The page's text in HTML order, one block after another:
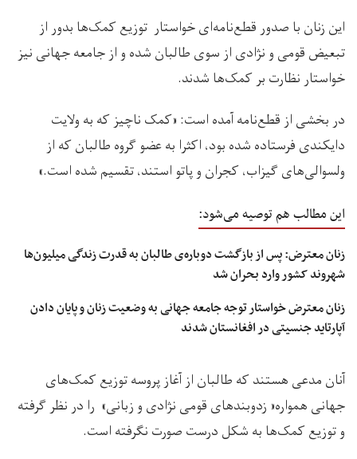
این زنان با صدور قطع‌نامه‌ای خواستار توزیع کمک‌ها بدور از
تبعیض قومی و نژادی از سوی طالبان شده و از جامعه جهانی نیز
خواستار نظارت بر کمک‌ها شدند.
در بخشی از قطع‌نامه آمده است: «کمک ناچیز که به ولایت
دایکندی فرستاده شده بود، اکثرا به عضو گروه طالبان که از
ولسوالی‌های گیزاب، کجران و پاتو استند، تقسیم شده است.»
این مطالب هم توصیه می‌شود:
زنان معترض: پس از بازگشت دوباره‌ی طالبان به قدرت زندگی میلیون‌ها
شهروند کشور وارد بحران شد
زنان معترض خواستار توجه جامعه جهانی به وضعیت زنان و پایان دادن
آپارتاید جنسیتی در افغانستان شدند
آنان مدعی هستند که طالبان از آغاز پروسه توزیع کمک‌های
جهانی همواره« زدوبند‌های قومی نژادی و زبانی» را در نظر گرفته
و توزیع کمک‌ها به شکل درست صورت نگرفته است.